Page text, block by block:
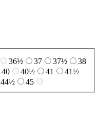
36½ 37 37½
38
40 40½ 41
41½
44½
45